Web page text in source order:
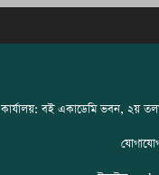
কার্যালয়: বই একাডেমি ভবন, ২য়